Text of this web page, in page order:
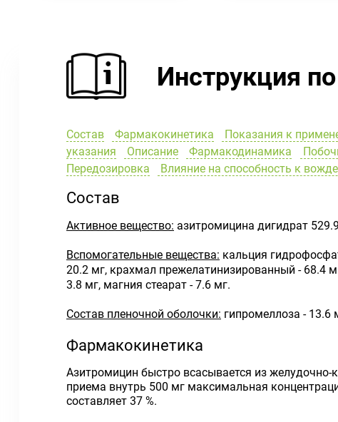
Инструкция
Состав Фармакокинетика Показания к
указания
Описание Фармакодинамика
Передозировка
Влияние на способность к
Состав
Активное вещество: азитромицина дигидрат
Вспомогательные вещества: кальция
20.2 мг, крахмал прежелатинизированный - 68.4
3.8 мг, магния стеарат - 7.6 мг.
Состав пленочной оболочки: гипромеллоза - 13.6
Фармакокинетика
Азитромицин быстро всасывается из желудочно-
приема внутрь 500 мг максимальная
составляет 37 %.